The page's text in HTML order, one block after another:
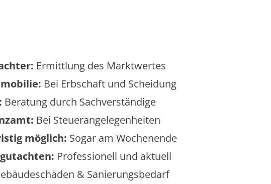
Ermittlung des Marktwertes
Bei Erbschaft und Scheidung
Beratung durch Sachverständige
Bei Steuerangelegenheiten
möglich: Sogar am Wochenende
Professionell und aktuell
& Sanierungsbedarf